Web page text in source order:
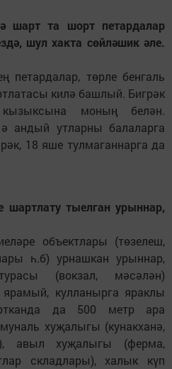
шарт та шорт петардалар
шул хакта сөйләшик әле.
петардалар, төрле бенгаль
килә башлый. Бигрәк
моның белән.
андый утларны балаларга
18 яше тулмаганнарга да
шартлату тыелган урыннар,
объектлары (төзелеш,
һ.б) урнашкан урыннар,
(вокзал, мәсәлән)
кулланырга яраклы
да 500 метр ара
хуҗалыгы (кунакханә,
авыл хуҗалыгы (ферма,
складлары), халык күп